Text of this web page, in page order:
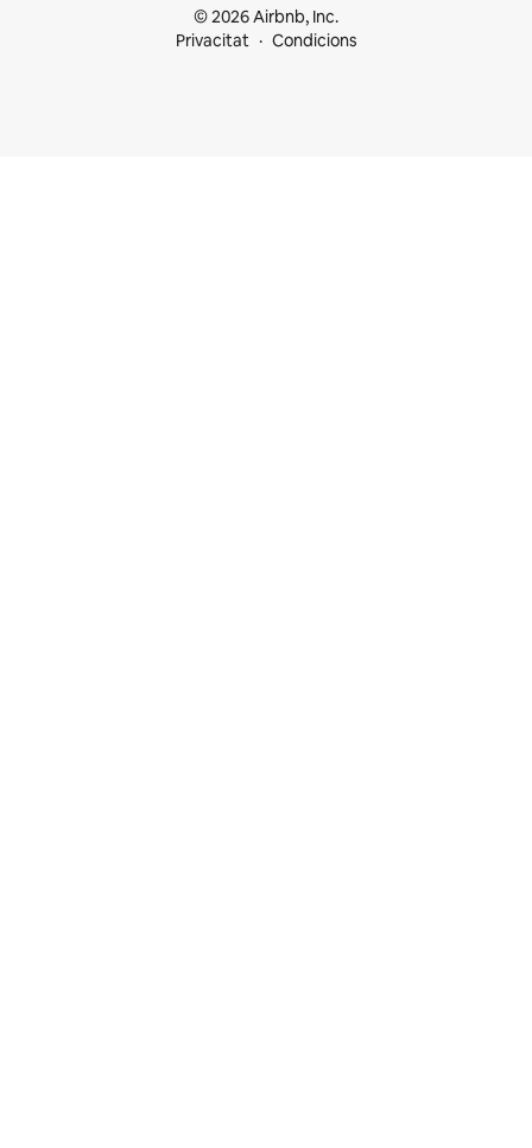
© 2026 Airbnb, Inc.
Privacitat
Condicions